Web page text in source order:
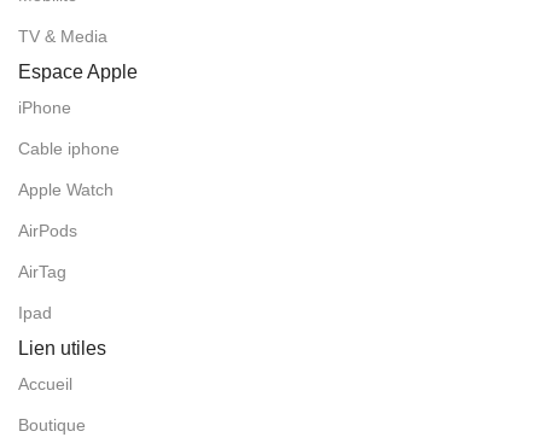
TV & Media
Espace Apple
iPhone
Cable iphone
Apple Watch
AirPods
AirTag
Ipad
Lien utiles
Accueil
Boutique